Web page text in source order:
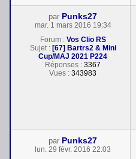
par Punks27
mar. 1 mars 2016 19:34
Forum : Vos Clio RS
Sujet : [67] Bartrs2 & Mini
Cup/MAJ 2021 P224
Réponses : 3367
Vues : 343983
par Punks27
lun. 29 févr. 2016 22:03